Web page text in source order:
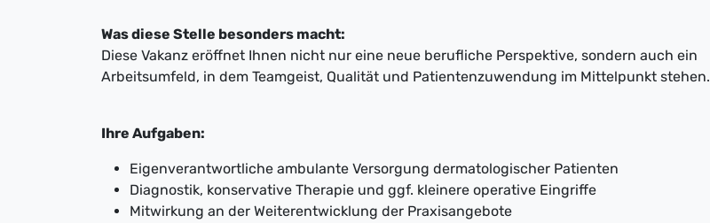
Was diese Stelle besonders macht:
Diese Vakanz eröffnet Ihnen nicht nur eine neue berufliche Perspektive, sondern auch ein
Arbeitsumfeld, in dem Teamgeist, Qualität und Patientenzuwendung im Mittelpunkt stehen.
Ihre Aufgaben:
Eigenverantwortliche ambulante Versorgung dermatologischer Patienten
Diagnostik, konservative Therapie und ggf. kleinere operative Eingriffe
Mitwirkung an der Weiterentwicklung der Praxisangebote